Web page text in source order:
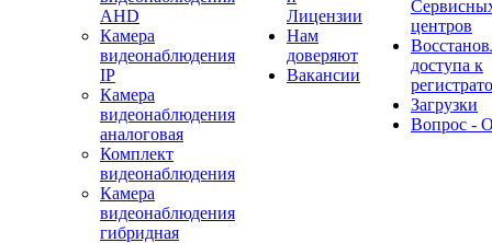
AHD
Камера
видеонаблюдения
IP
Камера
видеонаблюдения
аналоговая
Комплект
видеонаблюдения
Камера
видеонаблюдения
гибридная
Лицензии
Нам
доверяют
Вакансии
центров
доступа к
Загрузки
Вопрос -